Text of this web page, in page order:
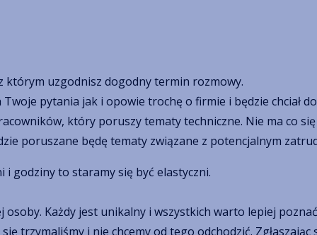
którym uzgodnisz dogodny termin rozmowy.
pytania jak i opowie trochę o firmie i będzie chciał
który poruszy tematy techniczne. Nie ma co
poruszane będę tematy związane z potencjalnym
i godziny to staramy się być elastyczni.
Każdy jest unikalny i wszystkich warto lepiej
trzymaliśmy i nie chcemy od tego odchodzić.